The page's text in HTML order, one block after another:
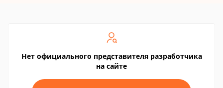
Нет официального представителя разработчика
на сайте